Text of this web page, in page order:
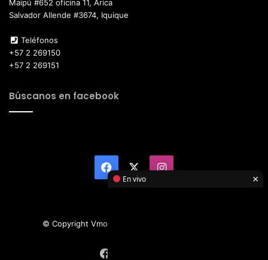
Maipú #652 oficina 11, Arica
Salvador Allende #3674, Iquique
Teléfonos
+57 2 269150
+57 2 269151
Búscanos en facebook
Facebook Instagram
© Copyright Vmotor TI 2026, All Rights Reserved
En vivo ×